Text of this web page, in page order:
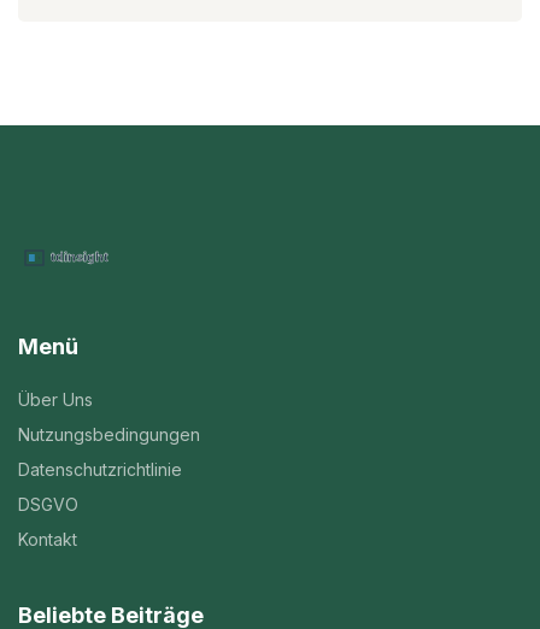
Menü
Über Uns
Nutzungsbedingungen
Datenschutzrichtlinie
DSGVO
Kontakt
Beliebte Beiträge